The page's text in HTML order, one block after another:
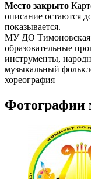
Место закрыто
описание остаются
показывается.
МУ ДО
образовательные
инструменты,
музыкальный
хореография
Фотографии